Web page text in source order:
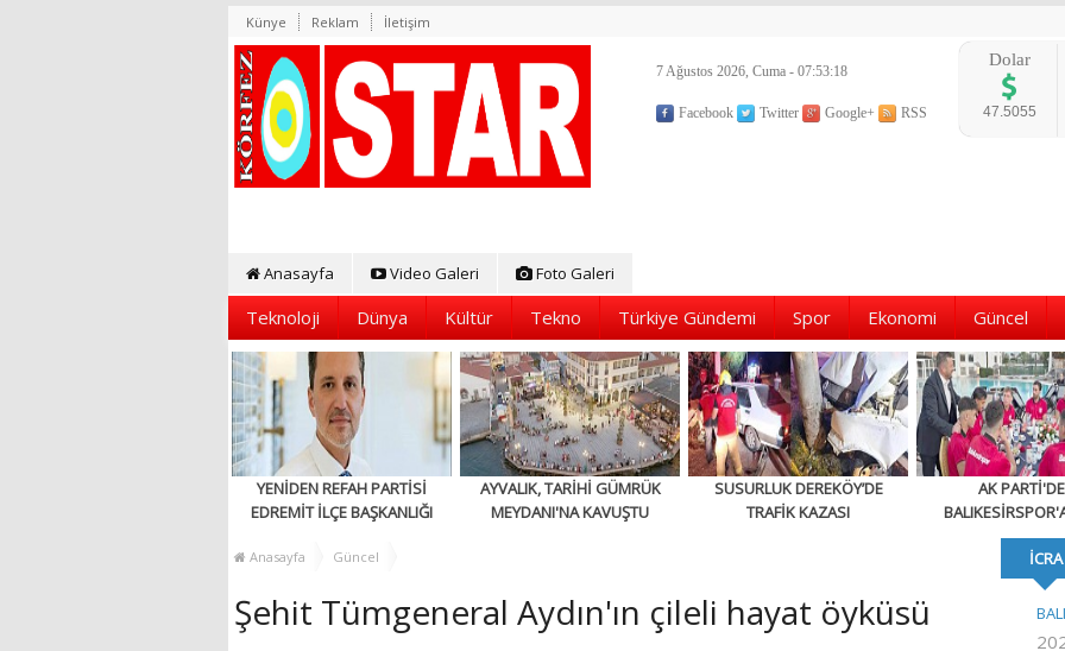
Künye Reklam İletişim
7 Ağustos 2026, Cuma - 07:53:19
Facebook Twitter Google+ RSS
Dolar
47.5055
Anasayfa Video Galeri Foto Galeri
Teknoloji Dünya Kültür Tekno Türkiye Gündemi Spor Ekonomi Güncel
YENİDEN REFAH PARTİSİ
EDREMİT İLÇE BAŞKANLIĞI
AÇILIYOR!
AYVALIK, TARİHİ GÜMRÜK
MEYDANI'NA KAVUŞTU
SUSURLUK DEREKÖY’DE
TRAFİK KAZASI
AK
FORMA
Anasayfa Güncel
Şehit Tümgeneral Aydın'ın çileli hayat öyküsü